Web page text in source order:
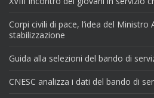
Corpi civili di pace, l’idea del Ministro
stabilizzazione
Guida alla selezioni del bando di
CNESC analizza i dati del bando di